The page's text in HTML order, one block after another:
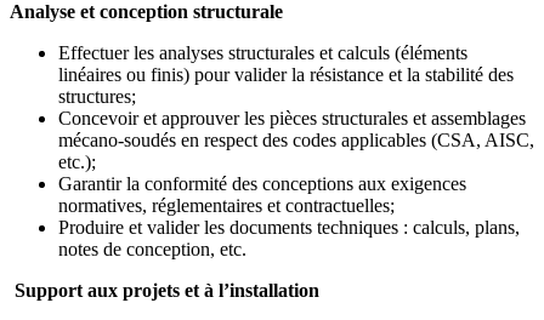
Analyse et conception structurale
Effectuer les analyses structurales et calculs (éléments
linéaires ou finis) pour valider la résistance et la stabilité des
structures;
Concevoir et approuver les pièces structurales et assemblages
mécano-soudés en respect des codes applicables (CSA, AISC,
etc.);
Garantir la conformité des conceptions aux exigences
normatives, réglementaires et contractuelles;
Produire et valider les documents techniques : calculs, plans,
notes de conception, etc.
Support aux projets et à l’installation